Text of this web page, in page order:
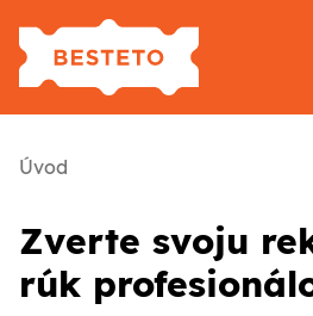
Referencie
Blog
Úvod
Zverte svoju
rúk